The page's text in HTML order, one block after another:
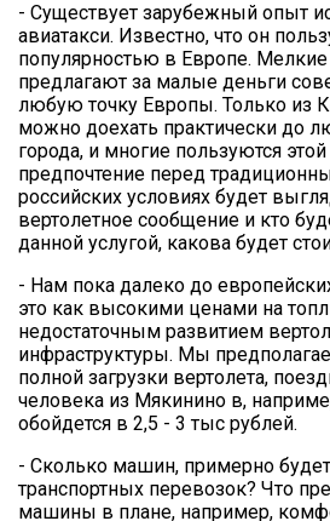
- Существует зарубежный опыт
авиатакси. Известно, что он
популярностью в Европе.
предлагают за малые деньги
любую точку Европы. Только из
можно доехать практически до
города, и многие пользуются
предпочтение перед
российских условиях будет
вертолетное сообщение и кто
данной услугой, какова будет
- Нам пока далеко до
это как высокими ценами на
недостаточным развитием
инфраструктуры. Мы
полной загрузки вертолета,
человека из Мякинино в,
обойдется в 2,5 - 3 тыс рублей.
- Сколько машин, примерно
транспортных перевозок? Что
машины в плане, например,